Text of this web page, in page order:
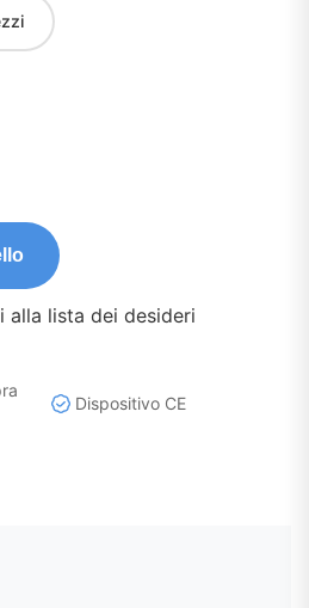
alla lista dei desideri
Dispositivo CE